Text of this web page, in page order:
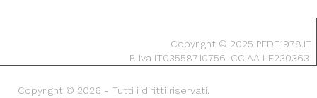
Copyright © 2025 PEDE1978.IT
P. Iva IT03558710756-CCIAA LE230363
Copyright © 2026 - Tutti i diritti riservati.